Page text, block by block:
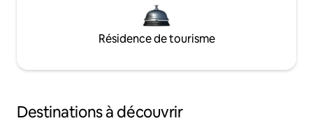
Résidence de tourisme
Destinations à découvrir